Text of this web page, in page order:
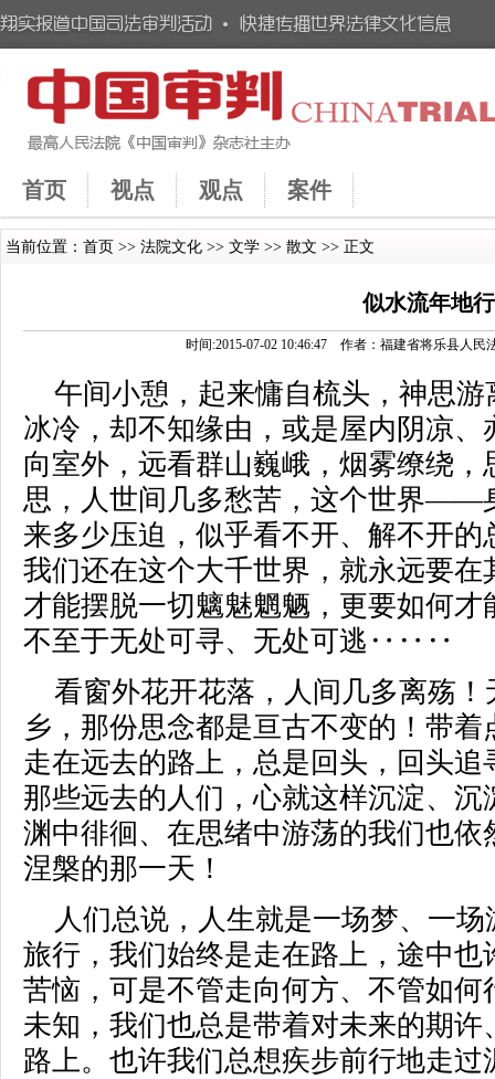
首页 视点 观点 案件
当前位置： 首页 >> 法院文化 >> 文学 >> 散文 >> 正文
似水流年地
时间:2015-07-02 10:46:47 作者：福建省将乐县人
午间小憩，起来慵自梳头，神思
冰冷，却不知缘由，或是屋内阴凉
向室外，远看群山巍峨，烟雾缭绕
思，人世间几多愁苦，这个世界——
来多少压迫，似乎看不开、解不开
我们还在这个大千世界，就永远要
才能摆脱一切魑魅魍魉，更要如何
不至于无处可寻、无处可逃‥‥‥
看窗外花开花落，人间几多离殇
乡，那份思念都是亘古不变的！带
走在远去的路上，总是回头，回头
那些远去的人们，心就这样沉淀、
渊中徘徊、在思绪中游荡的我们也
涅槃的那一天！
人们总说，人生就是一场梦、一
旅行，我们始终是走在路上，途中
苦恼，可是不管走向何方、不管如
未知，我们也总是带着对未来的期
路上。也许我们总想疾步前行地走